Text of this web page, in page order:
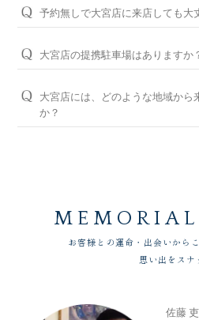
パーフェクトフィットカウン
ただけるように、無期限メンテ
「永久保証サービス」を、全国の
お近くの銀座ダイヤモンドシラ
ださい。
＜銀座ダイヤモンドシライシの永
「サイズ直し」「歪み直し」「石
グ」「再つや消し加工」「再ナ
予約無しで大宮店に来店しても大
WEBでの来店予約がおすすめです
ジリング）・結婚指輪（マリッジ
には3,000円分のギフトカードをプ
WEBからのご来店予約はこちら
大宮店の提携駐車場はありますか
※当店ご滞在時間（上限2時間）
※婚約指輪・結婚指輪を購入（検
大宮店には、どのような地域から
か？
市、水戸市など、北関東エリアか
だいております。
お客様との運命・出会いから
思い出をスナ
佐藤